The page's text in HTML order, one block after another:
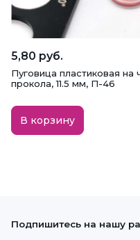
5,80 руб.
Пуговица пластиковая на
прокола, 11.5 мм, П-46
В корзину
Подпишитесь на нашу